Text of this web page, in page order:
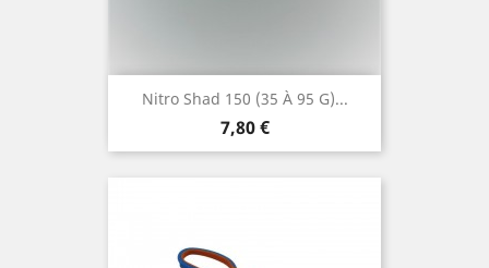
Nitro Shad 150 (35 À 95 G)...
Prix
7,80 €